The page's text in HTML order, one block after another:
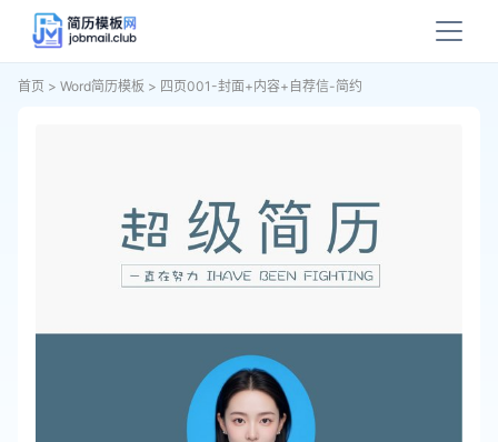
首页 > Word简历模板 > 四页001-封面+内容+自荐信-简约